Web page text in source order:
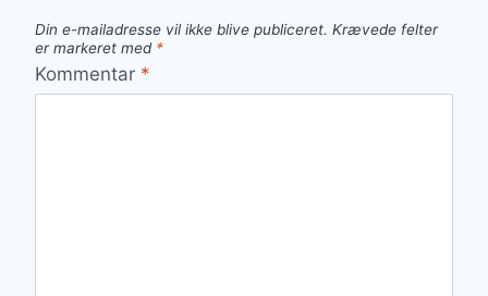
Din e-mailadresse vil ikke blive publiceret. Krævede felter
er markeret med *
Kommentar *